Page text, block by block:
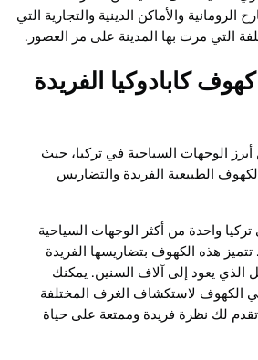
والأماكن الدينية والتجارية التي
التي مرت بها المدينة على مر العصور.
كابادوكيا الفريدة
أبرز الوجهات السياحية في تركيا، حيث
الطبيعية الفريدة والتضاريس
واحدة من أكثر الوجهات السياحية
تتميز هذه الكهوف بتضاريسها الفريدة
الذي يعود إلى آلاف السنين. يمكنك
الكهوف لاستكشاف الغرف المختلفة
تقدم لك نظرة فريدة وممتعة على حياة